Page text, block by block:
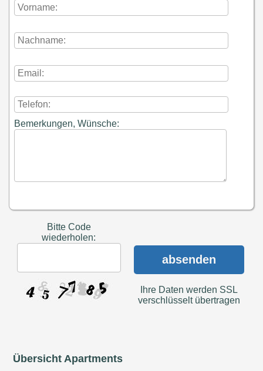
Bemerkungen, Wünsche:
Bitte Code
wiederholen:
absenden
Ihre Daten werden SSL
verschlüsselt übertragen
Übersicht Apartments